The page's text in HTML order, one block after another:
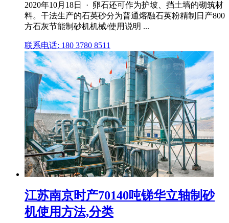
2020年10月18日 · 卵石还可作为护坡、挡土墙的砌筑材
料。干法生产的石英砂分为普通熔融石英粉精制日产800
方石灰节能制砂机机械/使用说明 ...
联系电话: 180 3780 8511
江苏南京时产70140吨锑华立轴制砂
机使用方法,分类